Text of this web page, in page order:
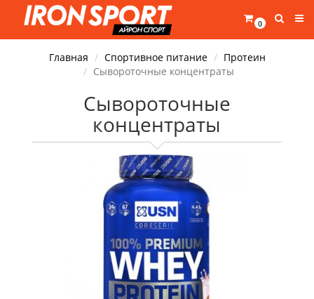
0
Главная Спортивное питание
Протеин
Сывороточные концентраты
Сывороточные
концентраты